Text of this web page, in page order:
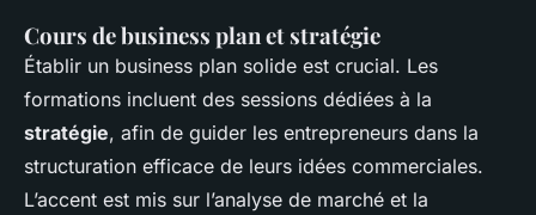
Cours de business plan et stratégie
Établir un business plan solide est crucial. Les
formations incluent des sessions dédiées à la
stratégie, afin de guider les entrepreneurs dans la
structuration efficace de leurs idées commerciales.
L’accent est mis sur l’analyse de marché et la